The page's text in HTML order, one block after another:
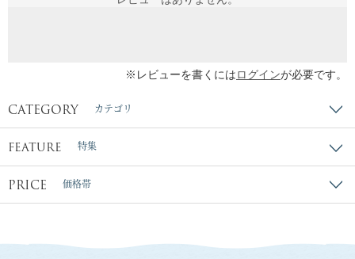
※レビューを書くにはログインが必要です。
CATEGORY カテゴリ
FEATURE 特集
PRICE 価格帯